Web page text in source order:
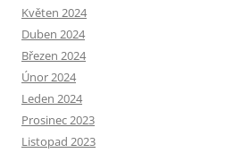
Květen 2024
Duben 2024
Březen 2024
Únor 2024
Leden 2024
Prosinec 2023
Listopad 2023